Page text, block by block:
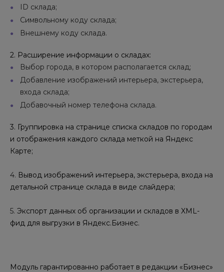
ID склада;
Символьному коду склада;
Внешнему коду склада.
2. Расширение информации о складах:
Выбор города, в котором располагается склад;
Добавление изображений интерьера, экстерьера,
входа склада;
Добавочный номер телефона склада.
3. Группировка на странице списка складов по городам
и отображения каждого склада меткой на Яндекс
Карте;
4. Вывод изображений интерьера, экстерьера, входа на
детальной странице склада в виде слайдера;
5. Экспорт данных об организации и складов в XML-
фид для выгрузки в Яндекс.Бизнес.
Модуль гарантированно работает в редакции «Бизнес»